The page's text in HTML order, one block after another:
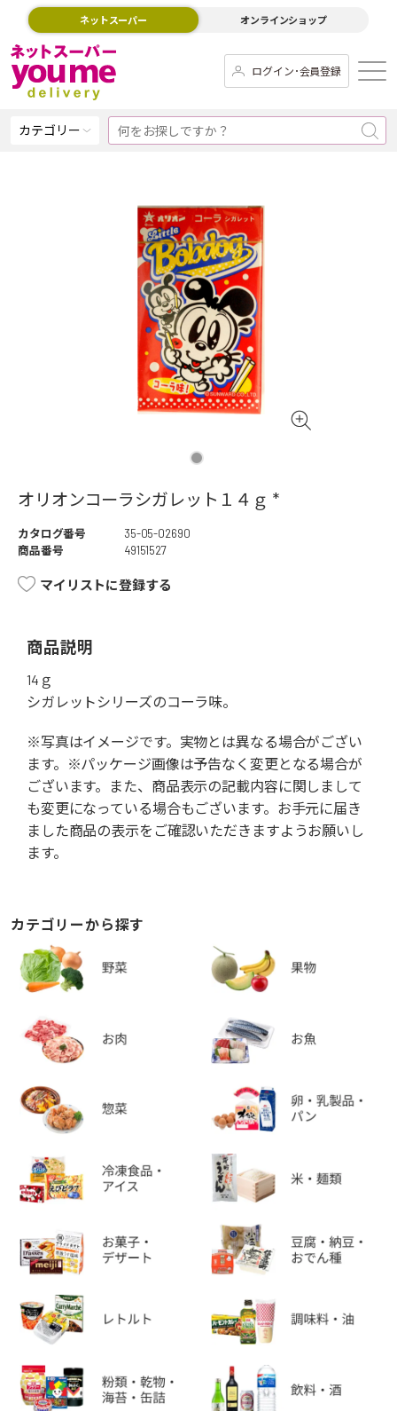
ネットスーパー オンラインショップ
ログイン･会員登録
カテゴリー
オリオンコーラシガレット１４ｇ *
カタログ番号
35-05-02690
商品番号
49151527
マイリストに登録する
商品説明
14ｇ
シガレットシリーズのコーラ味。
※写真はイメージです。実物とは異なる場合がござい
ます。※パッケージ画像は予告なく変更となる場合が
ございます。また、商品表示の記載内容に関しまして
も変更になっている場合もございます。お手元に届き
ました商品の表示をご確認いただきますようお願いし
ます。
カテゴリーから探す